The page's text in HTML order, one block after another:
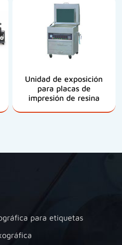
Unidad de exposición
para placas de
impresión de resina
para etiquetas